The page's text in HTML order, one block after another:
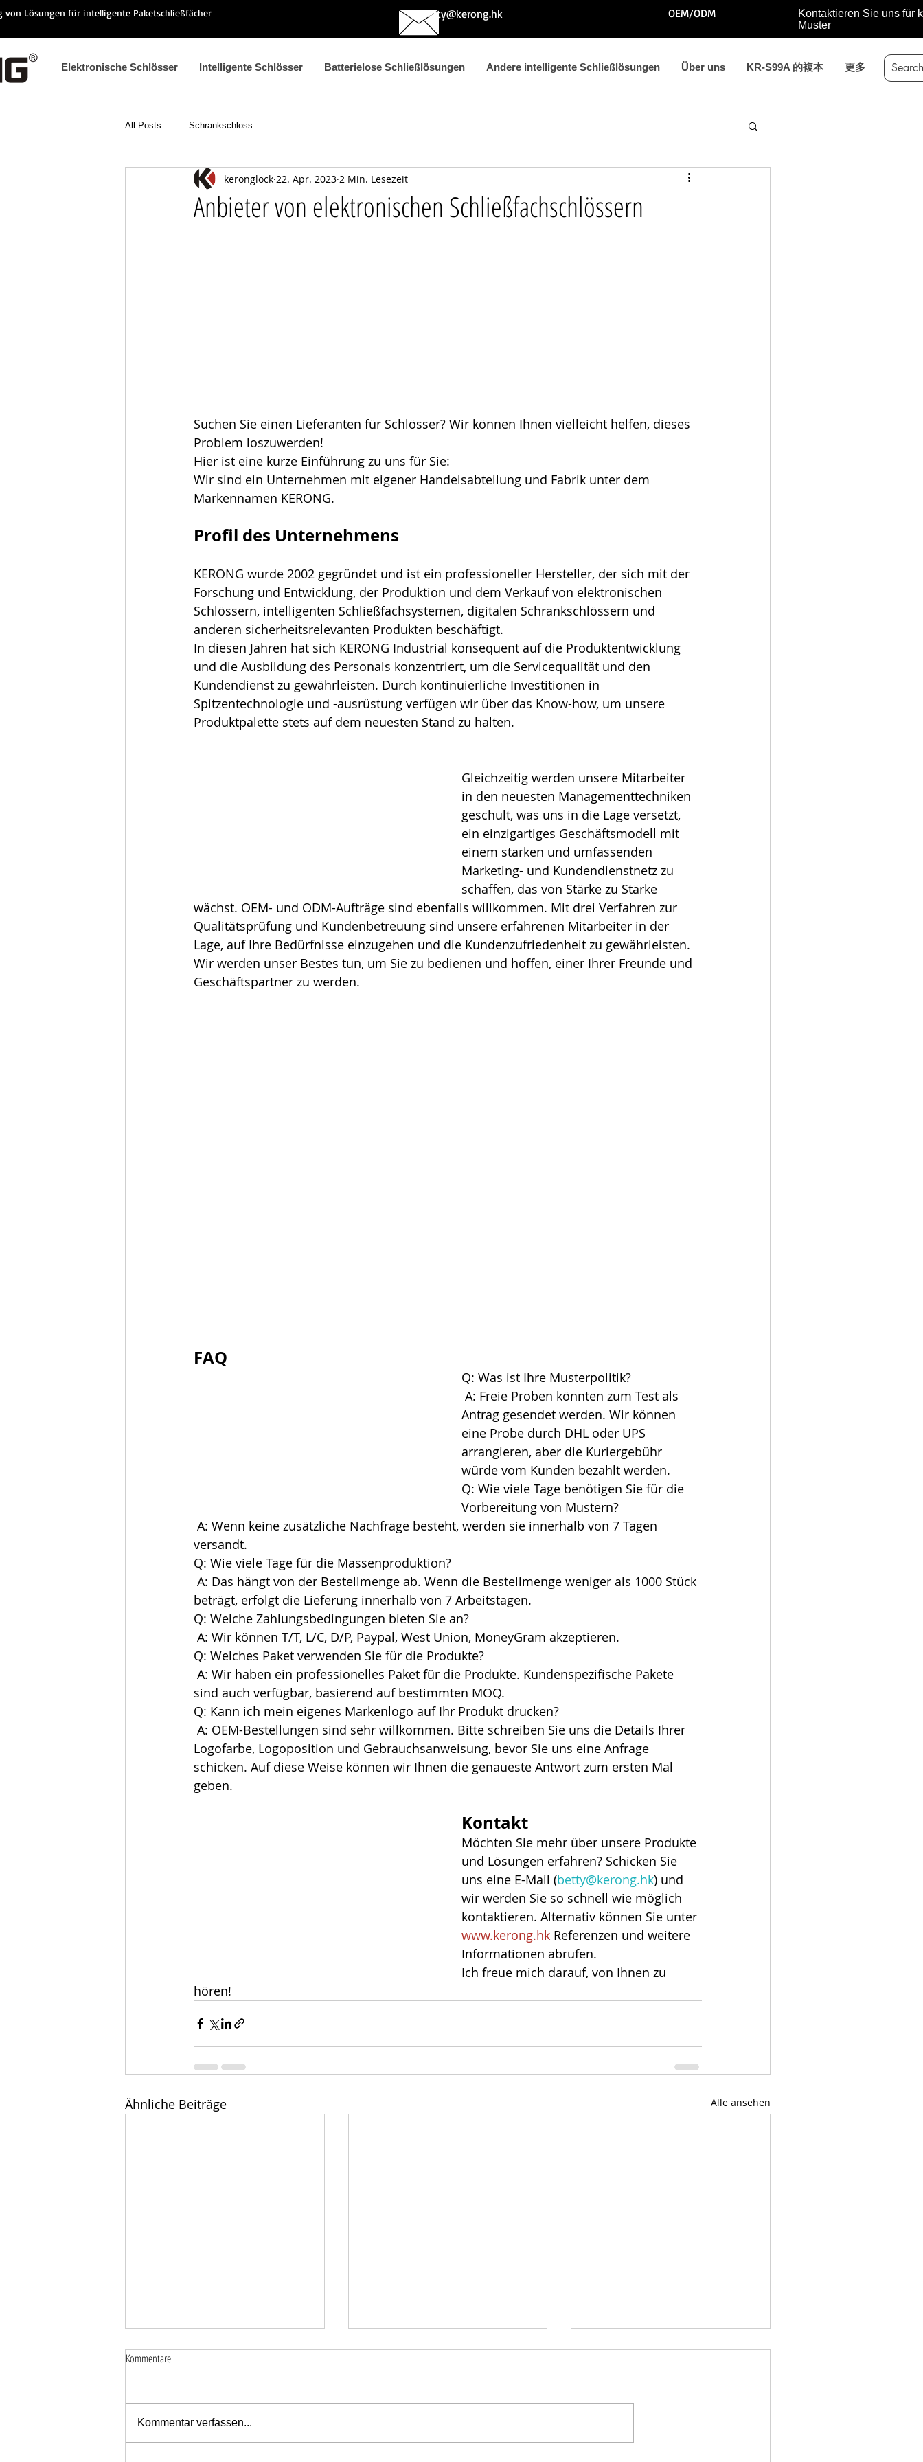
von Lösungen für intelligente Paketschließfächer betty@kerong.hk OEM/ODM
Kontaktieren Sie uns für
Muster
Elektronische Schlösser Intelligente Schlösser Batterielose Schließlösungen Andere intelligente Schließlösungen Über uns KR-S99A 的複本 更多
All Posts Schrankschloss
Anbieter von elektronischen Schließfachschlössern
keronglock 22. Apr. 2023 2 Min. Lesezeit
Suchen Sie einen Lieferanten für Schlösser? Wir können Ihnen vielleicht helfen, dieses
Problem loszuwerden!
Hier ist eine kurze Einführung zu uns für Sie:
Wir sind ein Unternehmen mit eigener Handelsabteilung und Fabrik unter dem
Markennamen KERONG.
Profil des Unternehmens
KERONG wurde 2002 gegründet und ist ein professioneller Hersteller, der sich mit der
Forschung und Entwicklung, der Produktion und dem Verkauf von elektronischen
Schlössern, intelligenten Schließfachsystemen, digitalen Schrankschlössern und
anderen sicherheitsrelevanten Produkten beschäftigt.
In diesen Jahren hat sich KERONG Industrial konsequent auf die Produktentwicklung
und die Ausbildung des Personals konzentriert, um die Servicequalität und den
Kundendienst zu gewährleisten. Durch kontinuierliche Investitionen in
Spitzentechnologie und -ausrüstung verfügen wir über das Know-how, um unsere
Produktpalette stets auf dem neuesten Stand zu halten.
Gleichzeitig werden unsere Mitarbeiter
in den neuesten Managementtechniken
geschult, was uns in die Lage versetzt,
ein einzigartiges Geschäftsmodell mit
einem starken und umfassenden
Marketing- und Kundendienstnetz zu
schaffen, das von Stärke zu Stärke
wächst. OEM- und ODM-Aufträge sind ebenfalls willkommen. Mit drei Verfahren zur
Qualitätsprüfung und Kundenbetreuung sind unsere erfahrenen Mitarbeiter in der
Lage, auf Ihre Bedürfnisse einzugehen und die Kundenzufriedenheit zu gewährleisten.
Wir werden unser Bestes tun, um Sie zu bedienen und hoffen, einer Ihrer Freunde und
Geschäftspartner zu werden.
FAQ
Q: Was ist Ihre Musterpolitik?
Antrag gesendet werden. Wir können
eine Probe durch DHL oder UPS
arrangieren, aber die Kuriergebühr
würde vom Kunden bezahlt werden.
Q: Wie viele Tage benötigen Sie für die
Vorbereitung von Mustern?
versandt.
Q: Wie viele Tage für die Massenproduktion?
beträgt, erfolgt die Lieferung innerhalb von 7 Arbeitstagen.
Q: Welche Zahlungsbedingungen bieten Sie an?
A: Wir können T/T, L/C, D/P, Paypal, West Union, MoneyGram akzeptieren.
Q: Welches Paket verwenden Sie für die Produkte?
sind auch verfügbar, basierend auf bestimmten MOQ.
Q: Kann ich mein eigenes Markenlogo auf Ihr Produkt drucken?
Logofarbe, Logoposition und Gebrauchsanweisung, bevor Sie uns eine Anfrage
schicken. Auf diese Weise können wir Ihnen die genaueste Antwort zum ersten Mal
geben.
Kontakt
Möchten Sie mehr über unsere Produkte
und Lösungen erfahren? Schicken Sie
uns eine E-Mail (betty@kerong.hk) und
wir werden Sie so schnell wie möglich
kontaktieren. Alternativ können Sie unter
www.kerong.hk Referenzen und weitere
Informationen abrufen.
Ich freue mich darauf, von Ihnen zu
hören!
Ähnliche Beiträge Alle ansehen
Kommentare
Kommentar verfassen...